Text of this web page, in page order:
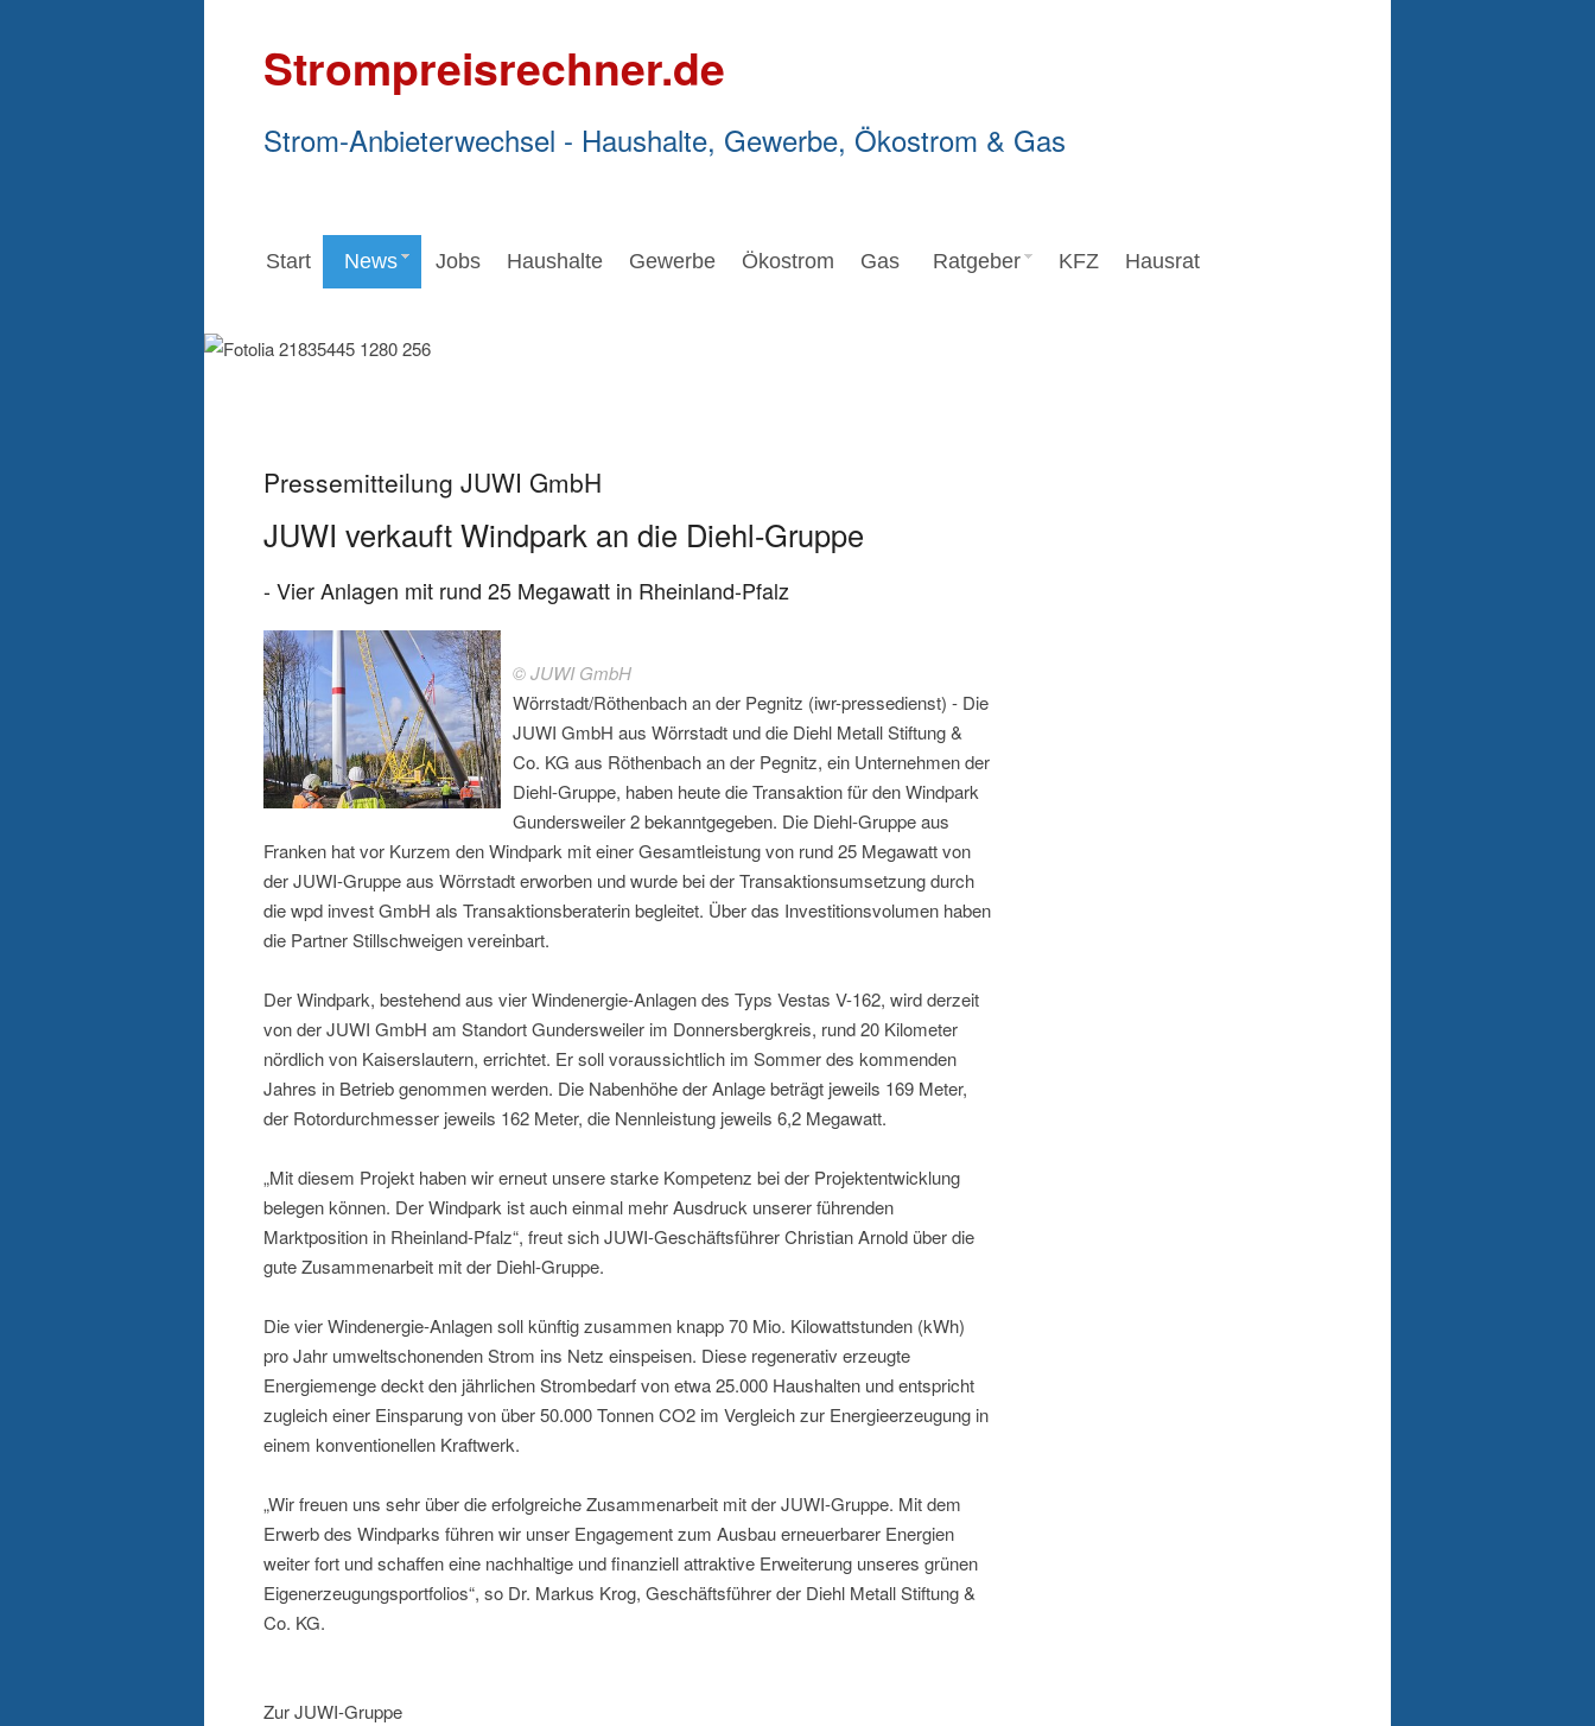
Strompreisrechner.de
Strom-Anbieterwechsel - Haushalte, Gewerbe, Ökostrom & Gas
Start News Jobs Haushalte Gewerbe Ökostrom Gas Ratgeber KFZ Hausrat
Pressemitteilung JUWI GmbH
JUWI verkauft Windpark an die Diehl-Gruppe
- Vier Anlagen mit rund 25 Megawatt in Rheinland-Pfalz
© JUWI GmbH
Wörrstadt/Röthenbach an der Pegnitz (iwr-pressedienst) - Die
JUWI GmbH aus Wörrstadt und die Diehl Metall Stiftung &
Co. KG aus Röthenbach an der Pegnitz, ein Unternehmen der
Diehl-Gruppe, haben heute die Transaktion für den Windpark
Gundersweiler 2 bekanntgegeben. Die Diehl-Gruppe aus
Franken hat vor Kurzem den Windpark mit einer Gesamtleistung von rund 25 Megawatt von
der JUWI-Gruppe aus Wörrstadt erworben und wurde bei der Transaktionsumsetzung durch
die wpd invest GmbH als Transaktionsberaterin begleitet. Über das Investitionsvolumen haben
die Partner Stillschweigen vereinbart.
Der Windpark, bestehend aus vier Windenergie-Anlagen des Typs Vestas V-162, wird derzeit
von der JUWI GmbH am Standort Gundersweiler im Donnersbergkreis, rund 20 Kilometer
nördlich von Kaiserslautern, errichtet. Er soll voraussichtlich im Sommer des kommenden
Jahres in Betrieb genommen werden. Die Nabenhöhe der Anlage beträgt jeweils 169 Meter,
der Rotordurchmesser jeweils 162 Meter, die Nennleistung jeweils 6,2 Megawatt.
„Mit diesem Projekt haben wir erneut unsere starke Kompetenz bei der Projektentwicklung
belegen können. Der Windpark ist auch einmal mehr Ausdruck unserer führenden
Marktposition in Rheinland-Pfalz“, freut sich JUWI-Geschäftsführer Christian Arnold über die
gute Zusammenarbeit mit der Diehl-Gruppe.
Die vier Windenergie-Anlagen soll künftig zusammen knapp 70 Mio. Kilowattstunden (kWh)
pro Jahr umweltschonenden Strom ins Netz einspeisen. Diese regenerativ erzeugte
Energiemenge deckt den jährlichen Strombedarf von etwa 25.000 Haushalten und entspricht
zugleich einer Einsparung von über 50.000 Tonnen CO2 im Vergleich zur Energieerzeugung in
einem konventionellen Kraftwerk.
„Wir freuen uns sehr über die erfolgreiche Zusammenarbeit mit der JUWI-Gruppe. Mit dem
Erwerb des Windparks führen wir unser Engagement zum Ausbau erneuerbarer Energien
weiter fort und schaffen eine nachhaltige und finanziell attraktive Erweiterung unseres grünen
Eigenerzeugungsportfolios“, so Dr. Markus Krog, Geschäftsführer der Diehl Metall Stiftung &
Co. KG.
Zur JUWI-Gruppe